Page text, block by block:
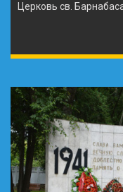
Церковь св.